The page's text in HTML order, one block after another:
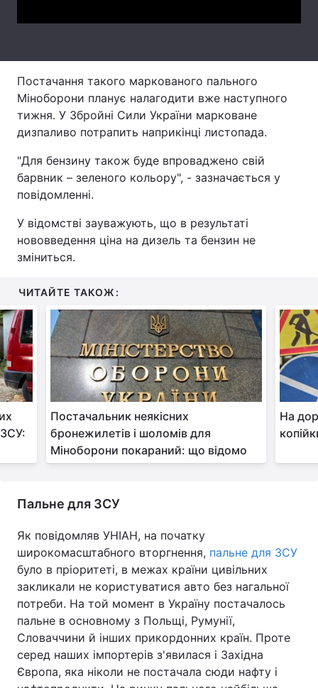
Постачання такого маркованого пального
Міноборони планує налагодити вже наступного
тижня. У Збройні Сили України марковане
дизпаливо потрапить наприкінці листопада.
"Для бензину також буде впроваджено свій
барвник – зеленого кольору", - зазначається у
повідомленні.
У відомстві зауважують, що в результаті
нововведення ціна на дизель та бензин не
зміниться.
ЧИТАЙТЕ ТАКОЖ:
Постачальник неякісних
бронежилетів і шоломів для
Міноборони покараний: що відомо
На
Пальне для ЗСУ
Як повідомляв УНІАН, на початку
широкомасштабного вторгнення, пальне для ЗСУ
було в пріоритеті, в межах країни цивільних
закликали не користуватися авто без нагальної
потреби. На той момент в Україну постачалось
пальне в основному з Польщі, Румунії,
Словаччини й інших прикордонних країн. Проте
серед наших імпортерів з'явилася і Західна
Європа, яка ніколи не постачала сюди нафту і